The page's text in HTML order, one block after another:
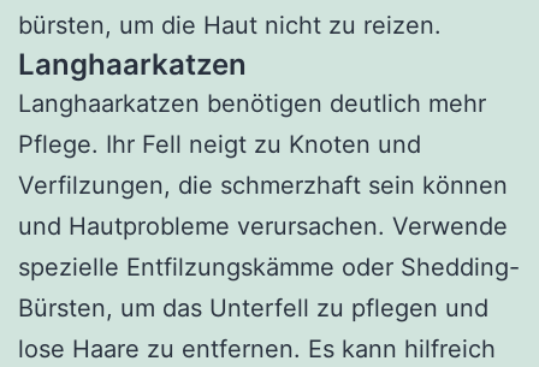
bürsten, um die Haut nicht zu reizen.
Langhaarkatzen
Langhaarkatzen benötigen deutlich mehr
Pflege. Ihr Fell neigt zu Knoten und
Verfilzungen, die schmerzhaft sein können
und Hautprobleme verursachen. Verwende
spezielle Entfilzungskämme oder Shedding-
Bürsten, um das Unterfell zu pflegen und
lose Haare zu entfernen. Es kann hilfreich